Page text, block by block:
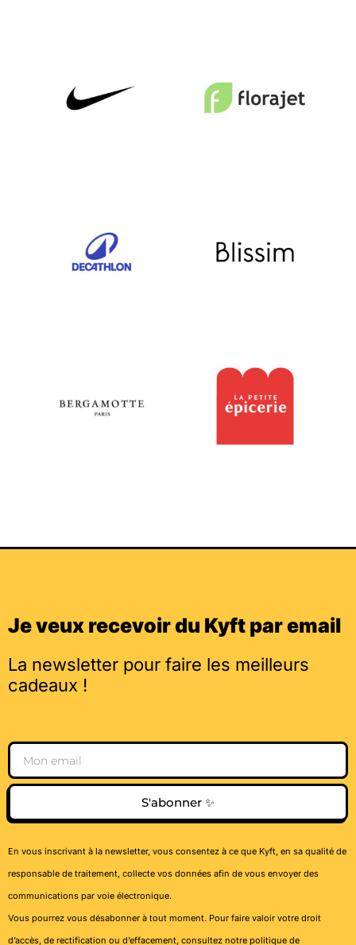
Je veux recevoir du Kyft par email
La newsletter pour faire les meilleurs
cadeaux !
Email
S'abonner ✨
En vous inscrivant à la newsletter, vous consentez à ce que Kyft, en sa qualité de
responsable de traitement, collecte vos données afin de vous envoyer des
communications par voie électronique.
Vous pourrez vous désabonner à tout moment. Pour faire valoir votre droit
d’accès, de rectification ou d’effacement, consultez notre politique de